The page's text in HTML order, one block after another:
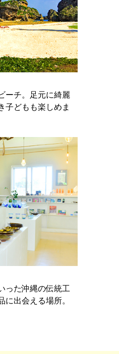
ーチ。足元に綺麗
子どもも楽しめま
った沖縄の伝統工
出会える場所。